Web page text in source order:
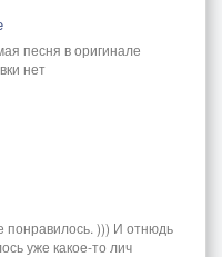
песня в оригинале
нет
))) И отнюдь
уже какое-то лич